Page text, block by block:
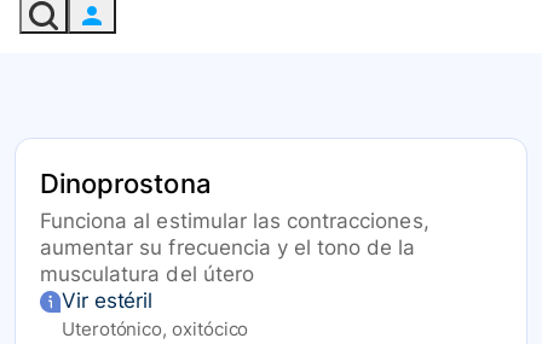
Dinoprostona
Funciona al estimular las contracciones,
aumentar su frecuencia y el tono de la
musculatura del útero
Vir estéril
Uterotónico, oxitócico